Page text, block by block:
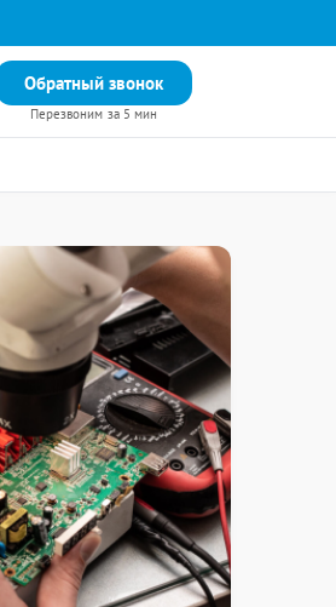
Обратный звонок
Перезвоним за 5 мин